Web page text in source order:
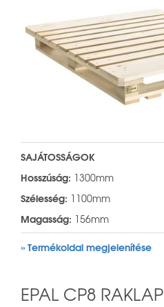
SAJÁTOSSÁGOK
Hosszúság: 1300mm
Szélesség: 1100mm
Magasság: 156mm
» Termékoldal megjelenítése
EPAL CP8 RAKLAP